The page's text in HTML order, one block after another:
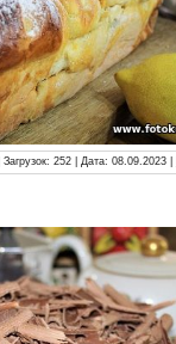
252 | Дата: 08.09.2023